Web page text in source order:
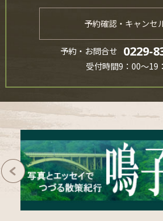
予約確認・キャンセ
予約・お問合せ 0229-
受付時間9：00～19